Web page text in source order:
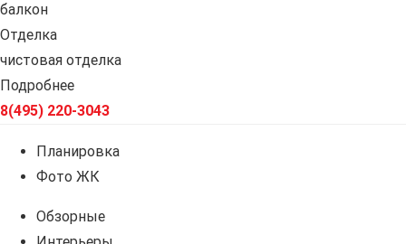
балкон
Отделка
чистовая отделка
Подробнее
8(495) 220-3043
Планировка
Фото ЖК
Обзорные